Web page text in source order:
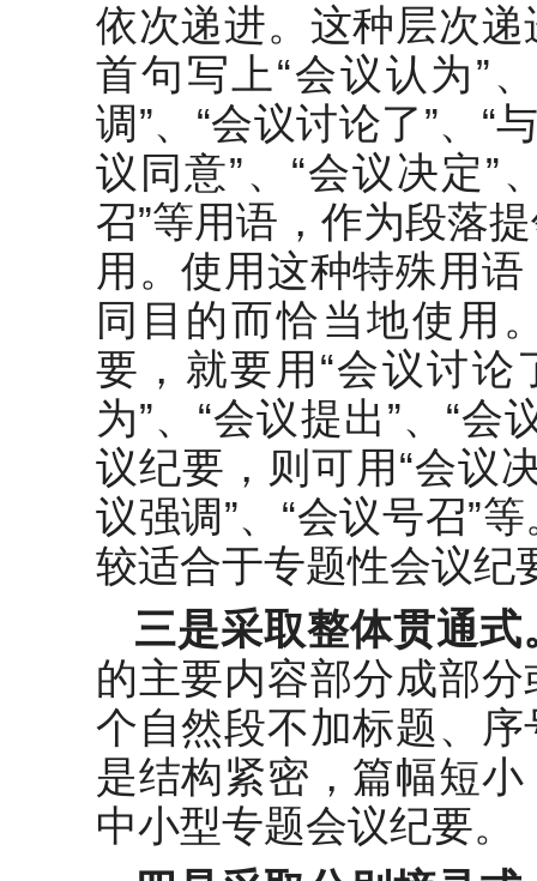
依次递进。这种层次
首句写上“会议认为”
调”、“会议讨论了”、“
议同意”、“会议决定”
召”等用语，作为段落
用。使用这种特殊用
同目的而恰当地使用
要，就要用“会议讨论
为”、“会议提出”、“
议纪要，则可用“会议
议强调”、“会议号召”
较适合于专题性会议纪
三是采取整体贯通式
的主要内容部分成部
个自然段不加标题、
是结构紧密，篇幅短
中小型专题会议纪要。